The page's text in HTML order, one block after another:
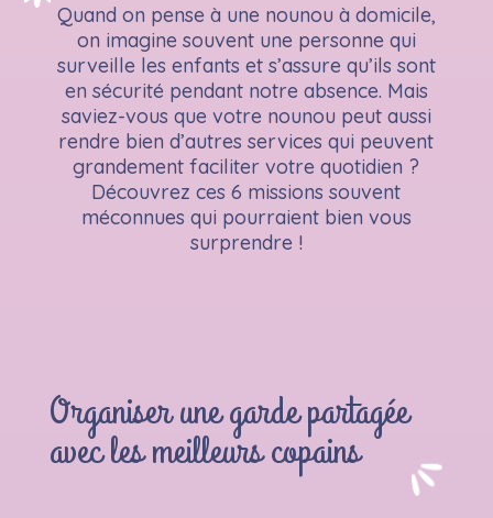
Quand on pense à une nounou à domicile,
on imagine souvent une personne qui
surveille les enfants et s’assure qu’ils sont
en sécurité pendant notre absence. Mais
saviez-vous que votre nounou peut aussi
rendre bien d’autres services qui peuvent
grandement faciliter votre quotidien ?
Découvrez ces 6 missions souvent
méconnues qui pourraient bien vous
surprendre !
Organiser une garde partagée
avec les meilleurs copains